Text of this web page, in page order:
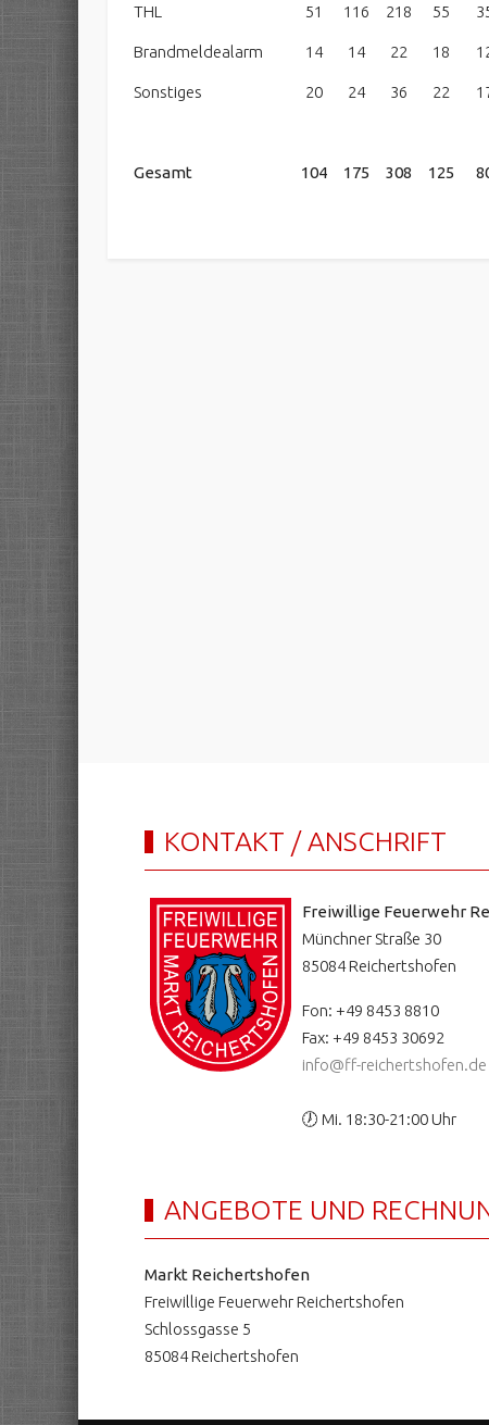
THL 51 116 218 55
Brandmeldealarm 14 14 22 18
Sonstiges 20 24 36 22
Gesamt 104 175 308 125
KONTAKT / ANSCHRIFT
Freiwillige Feuerwehr
Münchner Straße 30
85084 Reichertshofen
Fon: +49 8453 8810
Fax: +49 8453 30692
info@ff-reichertshofen.de
🕖 Mi. 18:30-21:00 Uhr
ANGEBOTE UND
Markt Reichertshofen
Freiwillige Feuerwehr Reichertshofen
Schlossgasse 5
85084 Reichertshofen